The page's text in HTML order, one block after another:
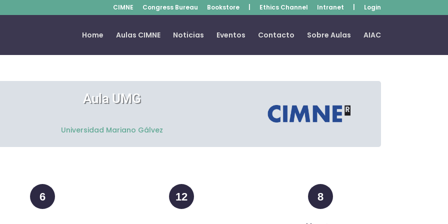
CIMNE Congress Bureau Bookstore Ethics Channel Intranet Login
Home Aulas CIMNE Noticias Eventos Contacto Sobre Aulas AIAC
Aula UMG
Universidad Mariano Gálvez
6 12 8